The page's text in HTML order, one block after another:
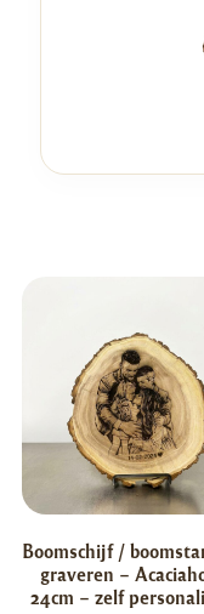
Boomschijf /
graveren –
24cm – zelf